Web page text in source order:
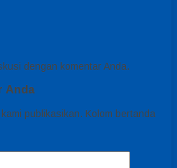
dengan komentar Anda.
Anda
publikasikan. Kolom bertanda